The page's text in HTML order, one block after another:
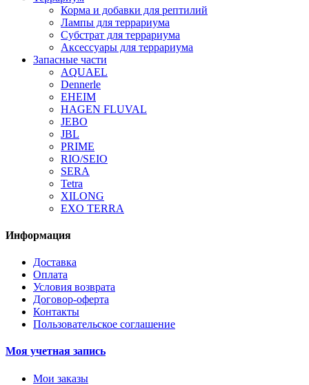
Корма и добавки для рептилий
Лампы для террариума
Субстрат для террариума
Аксессуары для террариума
Запасные части
AQUAEL
Dennerle
EHEIM
HAGEN FLUVAL
JEBO
JBL
PRIME
RIO/SEIO
SERA
Tetra
XILONG
EXO TERRA
Информация
Доставка
Оплата
Условия возврата
Договор-оферта
Контакты
Пользовательское соглашение
Моя учетная запись
Мои заказы